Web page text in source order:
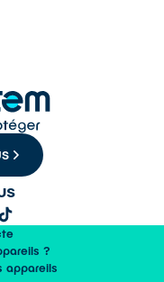
?
appareils